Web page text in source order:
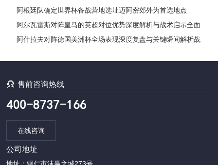
局
阿根廷队确定世界杯备战营地选址迈阿密郊外为首选地点
阿尔瓦雷斯对阵皇马的英超对位优势深度解析与战术启示全面
前瞻
阿什拉夫对阵德国美洲杯全场表现深度复盘与关键瞬间解析战
售前咨询热线
在线咨询
公司地址
地址：铜仁市沫赢之城273号